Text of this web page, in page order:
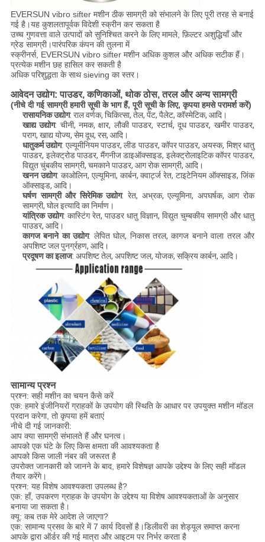
EVERSUN vibro sifter मशीन ठीक सामग्री को संभालने के लिए पूरी तरह से बनाई
गई है।यह कुशलतापूर्वक विदेशी स्क्रीन कर सकता है
उच्च गुणवत्ता वाले उत्पादों को सुनिश्चित करने के लिए मामले, फ़िल्टर अशुद्धियाँ और
ग्रेड सामग्री।पारंपरिक कंपन की तुलना में
स्क्रीनर्स, EVERSUN vibro sifter मशीन अधिक कुशल और अधिक सटीक हैं।
प्रत्येक मशीन छह हासिल कर सकती है
अधिक परिशुद्धता के साथ sieving का स्तर।
आवेदन उद्योग: पाउडर, कणिकाओं, थोक ठोस, तरल और अन्य सामग्री
(नीचे दी गई सामग्री हमारी सूची के भाग हैं, पूरी सूची के लिए, कृपया हमसे परामर्श करें)
रासायनिक उद्योग: राल वर्णक, चिकित्सा, तेल, पेंट, पैलेट, कॉस्मेटिक, आदि।
खाद्य उद्योग: चीनी, नमक, क्षार, लौकी पाउडर, स्टार्च, दूध पाउडर, खमीर पाउडर,
पराग, खाद्य योज्य, सेम दूध, रस, आदि।
धातुकर्म उद्योग: एल्यूमीनियम पाउडर, लीड पाउडर, कॉपर पाउडर, अयस्क, मिश्र धातु
पाउडर, इलेक्ट्रोड पाउडर, मैंगनीज डाइऑक्साइड, इलेक्ट्रोलाइटिक कॉपर पाउडर,
विद्युत चुंबकीय सामग्री, चमकाने पाउडर, आग रोक सामग्री, आदि।
खनन उद्योग: काओलिन, एल्यूमिना, कार्बन, क्वार्ट्ज रेत, टाइटेनियम ऑक्साइड, जिंक
ऑक्साइड, आदि।
घर्षण सामग्री और सिरेमिक उद्योग: रेत, अभ्रक, एल्यूमिना, अपघर्षक, आग रोक
सामग्री, घोल इत्यादि का निर्माण।
यांत्रिक उद्योग: कास्टिंग रेत, पाउडर धातु विज्ञान, विद्युत चुम्बकीय सामग्री और धातु
पाउडर, आदि।
कागज बनाने का उद्योग: लेपित घोल, निकास तरल, कागज बनाने वाला तरल और
अपशिष्ट जल पुनर्ग्रहण, आदि।
प्रदूषण का इलाज: अपशिष्ट तेल, अपशिष्ट जल, योजक, सक्रिय कार्बन, आदि।
सामान्य प्रश्न
प्रश्न: सही मशीन का चयन कैसे करें
एक: हमारे इंजीनियरों ग्राहकों के उपयोग की स्थिति के आधार पर उपयुक्त मशीन मॉडल
प्रदान करेगा, तो कृपया हमें बताएं
नीचे दी गई जानकारी:
आप क्या सामग्री संभालते हैं और घनत्व।
आपको एक घंटे के लिए किस क्षमता की आवश्यकता है
आपको किस जाली नंबर की जरूरत है
उपरोक्त जानकारी को जानने के बाद, हमारे विशेषज्ञ आपके उद्देश्य के लिए सही मॉडल
तैयार करेंगे।
प्रश्न: यह विशेष आवश्यकता उपलब्ध है?
एक: हाँ, उपकरण ग्राहक के उपयोग के उद्देश्य या विशेष आवश्यकताओं के अनुसार
बनाया जा सकता है।
क्यू: कब तक मेरे आदेश ले जाएगा?
एक: सामान्य प्रसव के बारे में 7 कार्य दिवसों है।डिलीवरी का शेड्यूल समाप्त करना
आपके द्वारा ऑर्डर की गई मात्रा और आइटम पर निर्भर करता है